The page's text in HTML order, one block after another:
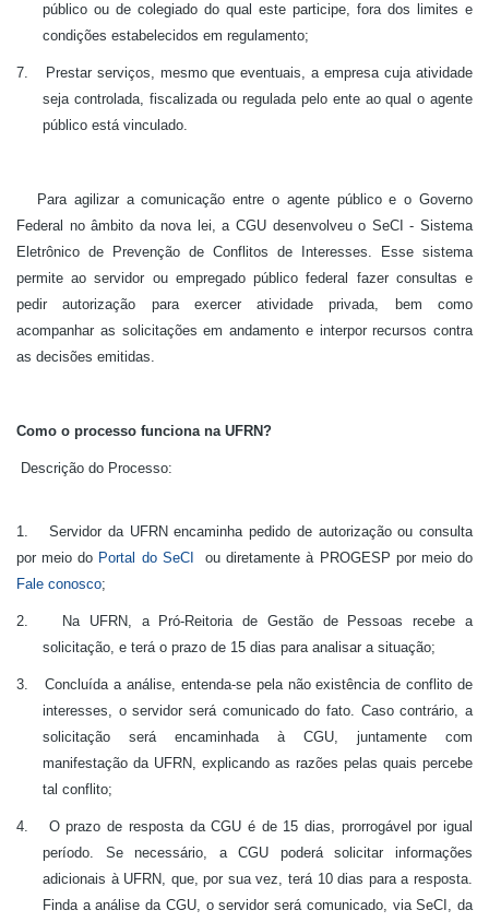
público ou de colegiado do qual este participe, fora dos limites e
condições estabelecidos em regulamento;
7.
Prestar serviços, mesmo que eventuais, a empresa cuja atividade
seja controlada, fiscalizada ou regulada pelo ente ao qual o agente
público está vinculado.
Para agilizar a comunicação entre o agente público e o Governo
Federal no âmbito da nova lei, a CGU desenvolveu o SeCI - Sistema
Eletrônico de Prevenção de Conflitos de Interesses. Esse sistema
permite ao servidor ou empregado público federal fazer consultas e
pedir autorização para exercer atividade privada, bem como
acompanhar as solicitações em andamento e interpor recursos contra
as decisões emitidas.
Como o processo funciona na UFRN?
Descrição do Processo:
1.
Servidor da UFRN encaminha pedido de autorização ou consulta
por meio do Portal do SeCI
ou diretamente à PROGESP por meio do
Fale conosco;
2.
Na UFRN, a Pró-Reitoria de Gestão de Pessoas recebe a
solicitação, e terá o prazo de 15 dias para analisar a situação;
3.
Concluída a análise, entenda-se pela não existência de conflito de
interesses, o servidor será comunicado do fato. Caso contrário, a
solicitação será encaminhada à CGU, juntamente com
manifestação da UFRN, explicando as razões pelas quais percebe
tal conflito;
4.
O prazo de resposta da CGU é de 15 dias, prorrogável por igual
período. Se necessário, a CGU poderá solicitar informações
adicionais à UFRN, que, por sua vez, terá 10 dias para a resposta.
Finda a análise da CGU, o servidor será comunicado, via SeCI, da